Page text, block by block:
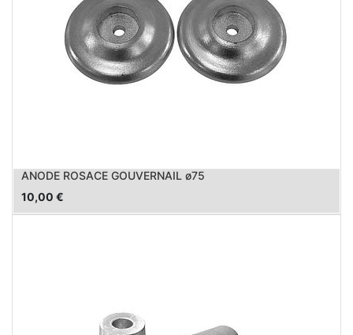
ANODE ROSACE GOUVERNAIL ø75
10,00 €